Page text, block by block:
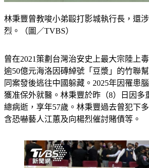
烈。（圖／TVBS）
逾50億元海洛因磚綽號「豆漿」的竹聯
同案發後逃往中國躲藏。2025年因罹患
獲准保外就醫。林秉豐於昨（8）日因多
總病逝，享年57歲。林秉豐過去曾犯下
含恐嚇藝人江蕙及向楊烈催討賭債等。